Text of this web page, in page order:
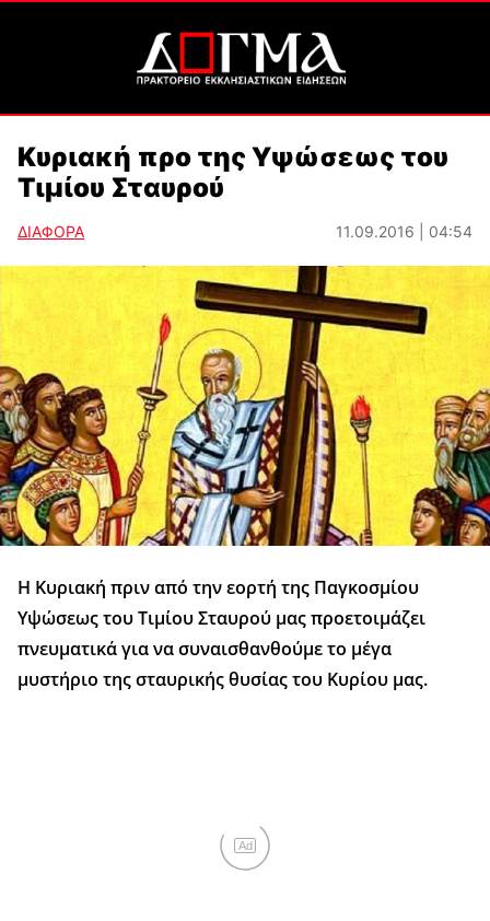
Κυριακή προ της Υψώσεως του
Τιμίου Σταυρού
ΔΙΑΦΟΡΑ 11.09.2016 | 04:54
Η Κυριακή πριν από την εορτή της Παγκοσμίου
Υψώσεως του Τιμίου Σταυρού μας προετοιμάζει
πνευματικά για να συναισθανθούμε το μέγα
μυστήριο της σταυρικής θυσίας του Κυρίου μας.
Ad